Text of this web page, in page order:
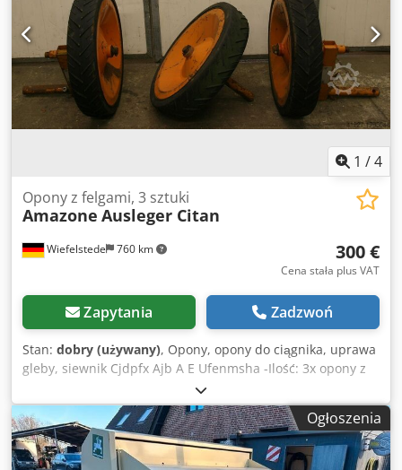
1 /4
Wiefelstede 760 km
Opony z felgami, 3 sztuki
Amazone Ausleger Citan
300 €
Cena stała plus VAT
Zapytania Zadzwoń
Stan: dobry (używany), Opony, opony do ciągnika, uprawa
gleby, siewnik Cjdpfx Ajb A E Ufenmsha -Ilość: 3x opony z
siewnika Amazone -Rozmiar opony -Piasta: Ø 40 mm -
Wymiary: Ø 750 -Cena całkowita: za 3 opony -Waga: 51
kg/sztuka
Ogłoszenia